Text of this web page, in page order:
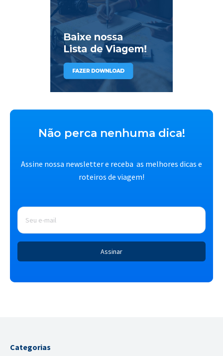
Não perca nenhuma dica!
Assine nossa newsletter e receba as melhores dicas e
roteiros de viagem!
E-
mail *
Categorias